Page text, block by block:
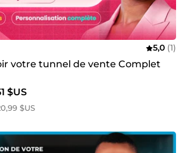
5,0 (1)
votre tunnel de vente Complet
$US
$US